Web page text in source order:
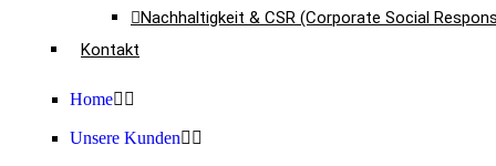
Nachhaltigkeit & CSR (Corporate Social
Kontakt
Home
Unsere Kunden